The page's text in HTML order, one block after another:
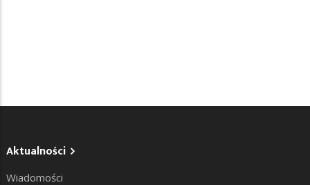
Aktualności
Wiadomości